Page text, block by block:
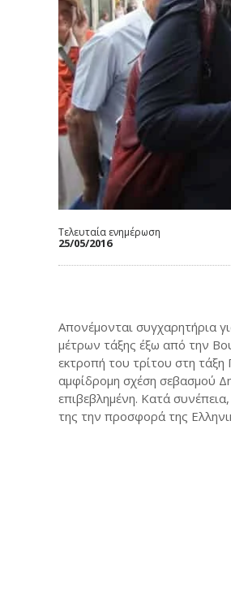
Τελευταία ενημέρωση
25/05/2016
Απονέμονται συγχαρητήρια
μέτρων τάξης έξω από την
εκτροπή του τρίτου στη
αμφίδρομη σχέση σεβασμού
επιβεβλημένη. Κατά
της την προσφορά της